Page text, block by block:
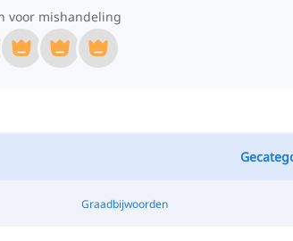
voor mishandeling
Graadbijwoorden